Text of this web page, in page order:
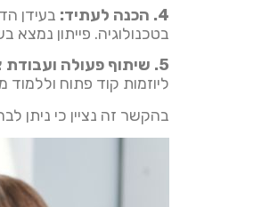
4. הכנה לעתיד:
בעידן
בטכנולוגיה. פייתון נמצא
5. שיתוף פעולה ועבודת צוות:
ליוזמות קוד פתוח
בהקשר זה נציין כי ניתן